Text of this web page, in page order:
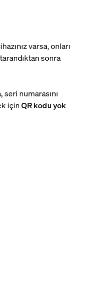
varsa, onları
sonra
numarasını
içinQR kodu yok